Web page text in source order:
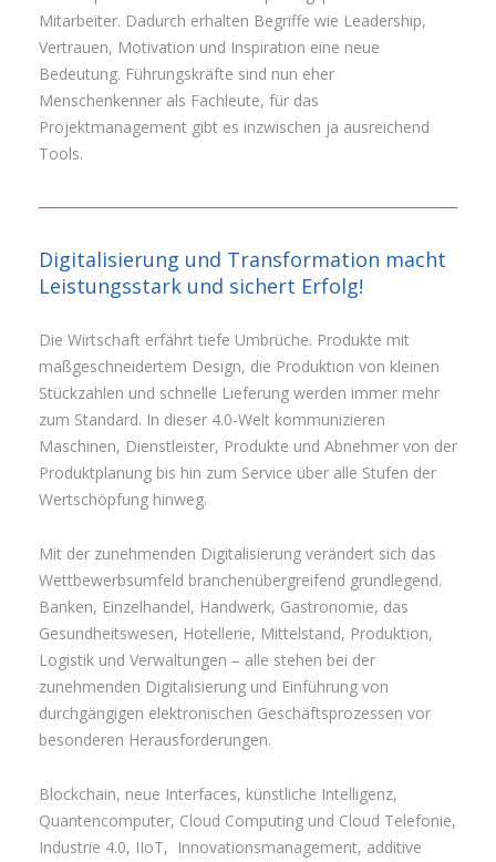
Mitarbeiter. Dadurch erhalten Begriffe wie Leadership,
Vertrauen, Motivation und Inspiration eine neue
Bedeutung. Führungskräfte sind nun eher
Menschenkenner als Fachleute, für das
Projektmanagement gibt es inzwischen ja ausreichend
Tools.
Digitalisierung und Transformation macht
Leistungsstark und sichert Erfolg!
Die Wirtschaft erfährt tiefe Umbrüche. Produkte mit
maßgeschneidertem Design, die Produktion von kleinen
Stückzahlen und schnelle Lieferung werden immer mehr
zum Standard. In dieser 4.0-Welt kommunizieren
Maschinen, Dienstleister, Produkte und Abnehmer von der
Produktplanung bis hin zum Service über alle Stufen der
Wertschöpfung hinweg.
Mit der zunehmenden Digitalisierung verändert sich das
Wettbewerbsumfeld branchenübergreifend grundlegend.
Banken, Einzelhandel, Handwerk, Gastronomie, das
Gesundheitswesen, Hotellerie, Mittelstand, Produktion,
Logistik und Verwaltungen – alle stehen bei der
zunehmenden Digitalisierung und Einführung von
durchgängigen elektronischen Geschäftsprozessen vor
besonderen Herausforderungen.
Blockchain, neue Interfaces, künstliche Intelligenz,
Quantencomputer, Cloud Computing und Cloud Telefonie,
Industrie 4.0, IIoT, Innovationsmanagement, additive